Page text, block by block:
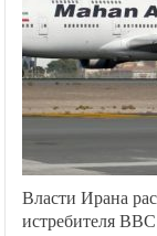
Власти Ирана
истребителя